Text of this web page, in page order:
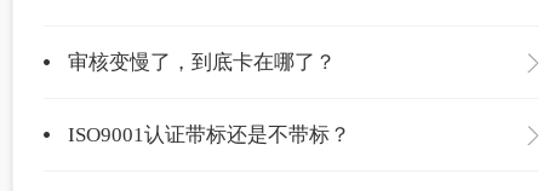
审核变慢了，到底卡在哪了？
ISO9001认证带标还是不带标？